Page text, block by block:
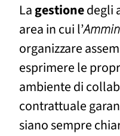
Lagestionedegli
area in cui l’
organizzare
esprimere le
ambiente di
contrattuale
siano sempre